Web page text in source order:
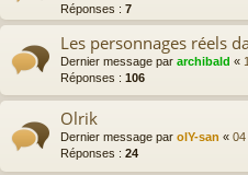
Réponses : 7
Les personnages réels
Dernier message par archibald «
Réponses : 106
Olrik
Dernier message par olY-san « 04
Réponses : 24